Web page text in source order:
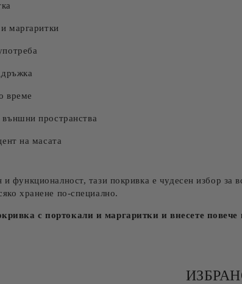
маргаритки
време
пространства
на масата
и функционалност, тази покривка е чудесен избор
хранене по-специално.
с портокали и маргаритки и внесете